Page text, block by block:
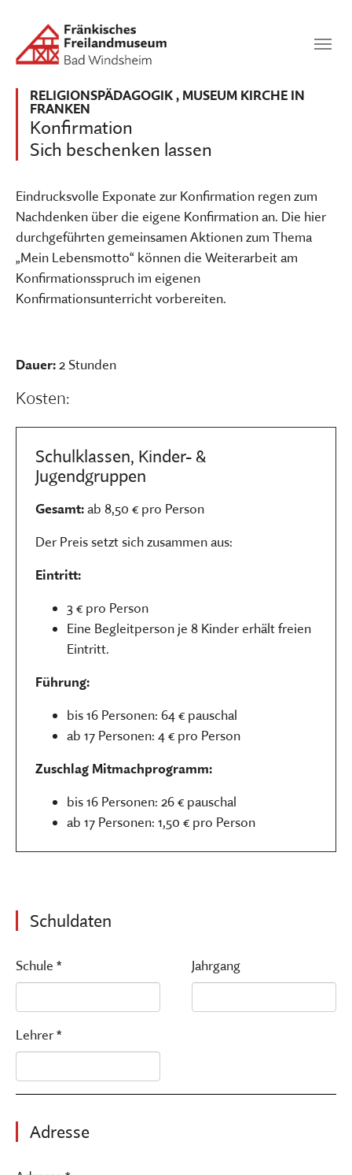
SUCHEN
Konfirmation
Sich beschenken lassen
RELIGIONSPÄDAGOGIK, MUSEUM KIRCHE IN
FRANKEN
Eindrucksvolle Exponate zur Konfirmation regen zum
Nachdenken über die eigene Konfirmation an. Die hier
durchgeführten gemeinsamen Aktionen zum Thema
„Mein Lebensmotto“ können die Weiterarbeit am
Konfirmationsspruch im eigenen
Konfirmationsunterricht vorbereiten.
Dauer: 2 Stunden
Kosten:
Schulklassen, Kinder- &
Jugendgruppen
Gesamt:ab 8,50 € pro Person
Der Preis setzt sich zusammen aus:
Eintritt:
3 € pro Person
Eine Begleitperson je 8 Kinder erhält freien
Eintritt.
Führung:
bis 16 Personen: 64 € pauschal
ab 17 Personen: 4 € pro Person
Zuschlag Mitmachprogramm:
bis 16 Personen: 26 € pauschal
ab 17 Personen: 1,50 € pro Person
Schuldaten
Schule * Jahrgang
Lehrer *
Adresse